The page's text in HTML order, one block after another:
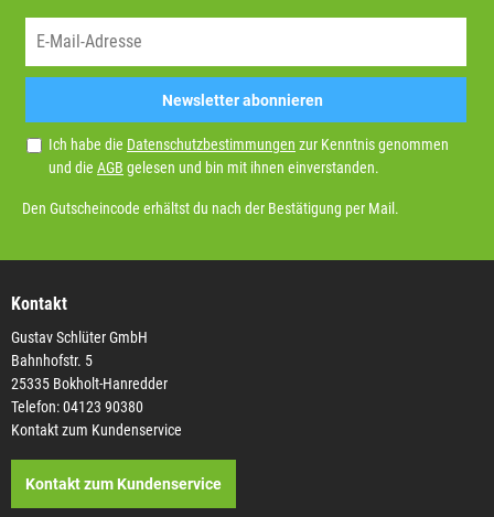
Newsletter abonnieren
Ich habe die Datenschutzbestimmungen zur Kenntnis genommen
und die AGB gelesen und bin mit ihnen einverstanden.
Den Gutscheincode erhältst du nach der Bestätigung per Mail.
Kontakt
Gustav Schlüter GmbH
Bahnhofstr. 5
25335 Bokholt-Hanredder
Telefon: 04123 90380
Kontakt zum Kundenservice
Kontakt zum Kundenservice